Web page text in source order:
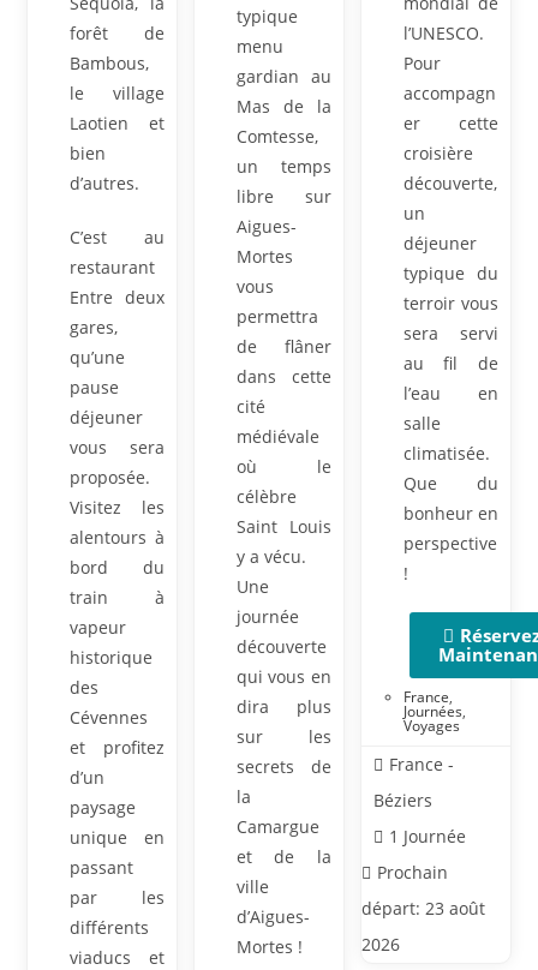
forêt de
Bambous,
le village
Laotien et
bien
d’autres.
C’est au
restaurant
Entre deux
gares,
qu’une
pause
déjeuner
vous sera
proposée.
Visitez les
alentours à
bord du
train à
vapeur
historique
des
Cévennes
et profitez
d’un
paysage
unique en
passant
par les
différents
viaducs et
typique
menu
gardian au
Mas de la
Comtesse,
un temps
libre sur
Aigues-
Mortes
vous
permettra
de flâner
dans cette
cité
médiévale
où le
célèbre
Saint Louis
y a vécu.
Une
journée
découverte
qui vous en
dira plus
sur les
secrets de
la
Camargue
et de la
ville
d’Aigues-
Mortes !
l’UNESCO.
Pour
accompagn
er cette
croisière
découverte,
un
déjeuner
typique du
terroir vous
sera servi
au fil de
l’eau en
salle
climatisée.
Que du
bonheur en
perspective
!
France,
Journées,
Voyages
France -
Béziers
1 Journée
Prochain
départ: 23 août
2026